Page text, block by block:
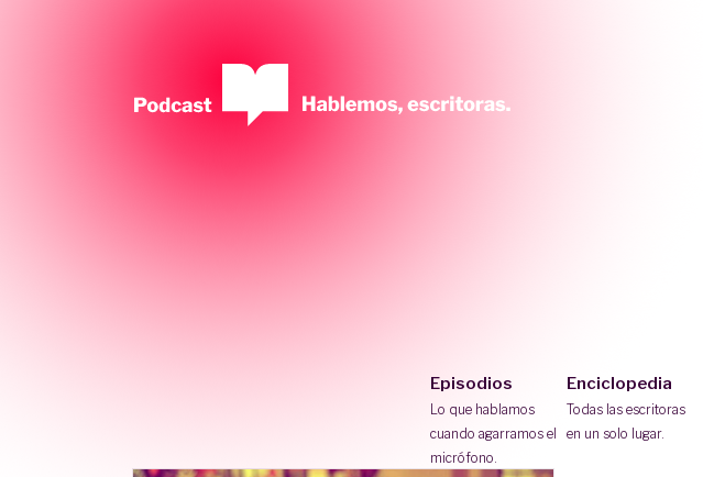
Episodios
Lo que hablamos
cuando agarramos el
micrófono.
Enciclopedia
Todas las escritoras
en un solo lugar.